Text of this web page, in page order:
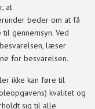
at
beder om at få
gennemsyn. Ved
læser
for besvarelsen.
ikke kan føre til
kvalitet og
sig til alle